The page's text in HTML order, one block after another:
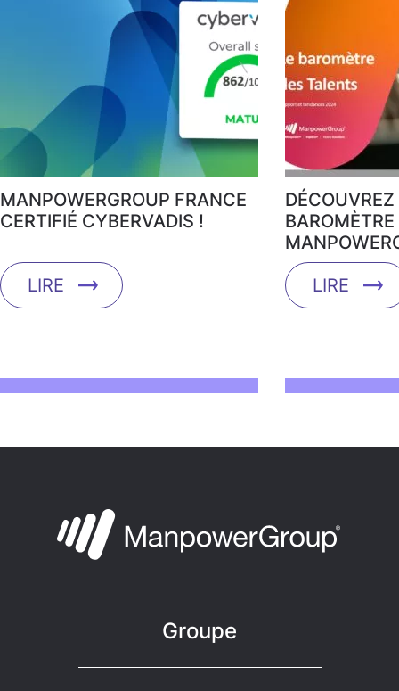
MANPOWERGROUP FRANCE
CERTIFIÉ CYBERVADIS !
LIRE
DÉCOUVREZ
LIRE
Groupe